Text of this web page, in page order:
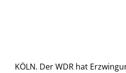
KÖLN. Der WDR hat